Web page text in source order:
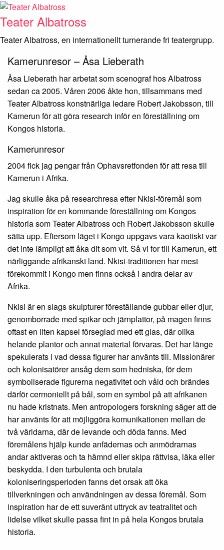
Skip
to
content
Teater Albatross
Teater Albatross, en internationellt turnerande fri teatergrupp.
Kamerunresor – Åsa Lieberath
Åsa Lieberath har arbetat som scenograf hos Albatross
sedan ca 2005. Våren 2006 åkte hon, tillsammans med
Teater Albatross konstnärliga ledare Robert Jakobsson, till
Kamerun för att göra research inför en föreställning om
Kongos historia.
Kamerunresor
2004 fick jag pengar från Ophavsretfonden för att resa till
Kamerun i Afrika.
Jag skulle åka på researchresa efter Nkisi-föremål som
inspiration för en kommande föreställning om Kongos
historia som Teater Albatross och Robert Jakobsson skulle
sätta upp. Eftersom läget i Kongo uppgavs vara kaotiskt var
det inte lämpligt att åka dit som vit. Så vi for till Kamerun, ett
närliggande afrikanskt land. Nkisi-traditionen har mest
förekommit i Kongo men finns också i andra delar av
Afrika.
Nkisi är en slags skulpturer föreställande gubbar eller djur,
genomborrade med spikar och järnplattor, på magen finns
oftast en liten kapsel förseglad med ett glas, där olika
helande plantor och annat material förvaras. Det har länge
spekulerats i vad dessa figurer har använts till. Missionärer
och kolonisatörer ansåg dem som hedniska, för dem
symboliserade figurerna negativitet och våld och brändes
därför cermoniellt på bål, som en symbol på att afrikanen
nu hade kristnats. Men antropologers forskning säger att de
har använts för att möjliggöra komunikationen mellan de
två världarna, där de levande och döda fanns. Med
föremålens hjälp kunde anfädernas och anmödrarnas
andar aktiveras och ta hämnd eller skipa rättvisa, läka eller
beskydda. I den turbulenta och brutala
koloniseringsperioden fanns det orsak att öka
tillverkningen och användningen av dessa föremål. Som
inspiration har de ett suveränt uttryck av teatralitet och
lidelse vilket skulle passa fint in på hela Kongos brutala
historia.